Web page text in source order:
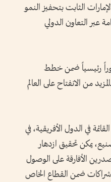
الثابت بتحفيز النمو
عبر التعاون الدولي
رئيسياً ضمن خطط
من الانفتاح على العالم
في الدول الأفريقية، في
يمكن تحقيق ازدهار
الأفارقة على الوصول
شراكات ضمن القطاع الخاص